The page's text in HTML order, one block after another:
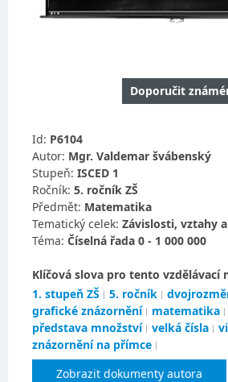
Doporučit
Id: P6104
Autor: Mgr. Valdemar švábenský
Stupeň: ISCED 1
Ročník: 5. ročník ZŠ
Předmět: Matematika
Tematický celek: Závislosti, vztahy
Téma: Číselná řada 0 - 1 000 000
Klíčová slova pro tento vzdělávací
1. stupeň ZŠ
5. ročník
grafické znázornění
matematika
představa množství
velká čísla
znázornění na přímce
Zobrazit dokumenty autora